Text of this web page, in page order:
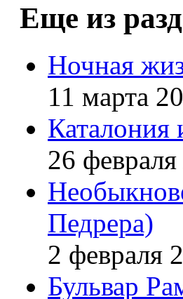
Еще из
Ночная
11 марта
Каталония
26
Педрера)
2 февраля
Бульвар